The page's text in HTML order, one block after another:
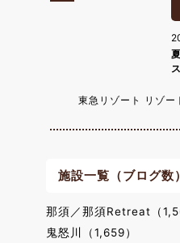
東急リゾート リゾー
施設一覧（ブログ数）
那須／那須Retreat（
鬼怒川（1,659）